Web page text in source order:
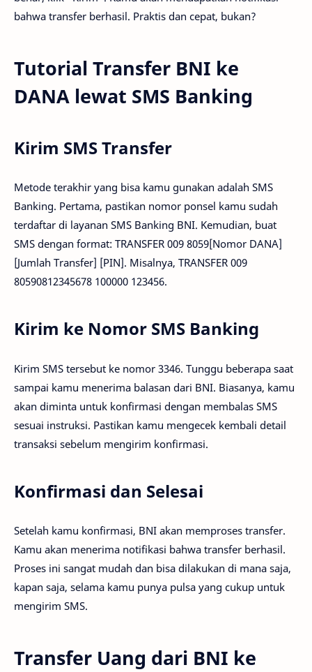
bahwa transfer berhasil. Praktis dan cepat, bukan?
Tutorial Transfer BNI ke
DANA lewat SMS Banking
Kirim SMS Transfer
Metode terakhir yang bisa kamu gunakan adalah SMS
Banking. Pertama, pastikan nomor ponsel kamu sudah
terdaftar di layanan SMS Banking BNI. Kemudian, buat
SMS dengan format: TRANSFER 009 8059[Nomor DANA]
[Jumlah Transfer] [PIN]. Misalnya, TRANSFER 009
80590812345678 100000 123456.
Kirim ke Nomor SMS Banking
Kirim SMS tersebut ke nomor 3346. Tunggu beberapa saat
sampai kamu menerima balasan dari BNI. Biasanya, kamu
akan diminta untuk konfirmasi dengan membalas SMS
sesuai instruksi. Pastikan kamu mengecek kembali detail
transaksi sebelum mengirim konfirmasi.
Konfirmasi dan Selesai
Setelah kamu konfirmasi, BNI akan memproses transfer.
Kamu akan menerima notifikasi bahwa transfer berhasil.
Proses ini sangat mudah dan bisa dilakukan di mana saja,
kapan saja, selama kamu punya pulsa yang cukup untuk
mengirim SMS.
Transfer Uang dari BNI ke